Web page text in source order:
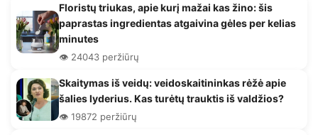
Floristų triukas, apie kurį mažai kas žino: šis
paprastas ingredientas atgaivina gėles per kelias
minutes
👁️ 24043 peržiūrų
Skaitymas iš veidų: veidoskaitininkas rėžė apie
šalies lyderius. Kas turėtų trauktis iš valdžios?
👁️ 19872 peržiūrų